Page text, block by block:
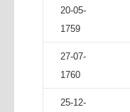
20-05-
1759
27-07-
1760
25-12-